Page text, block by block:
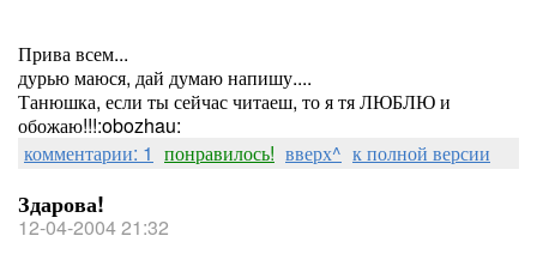
Прива всем...
дурью маюся, дай думаю напишу....
Танюшка, если ты сейчас читаеш, то я тя ЛЮБЛЮ и
обожаю!!!:obozhau:
комментарии: 1 понравилось! вверх^ к полной версии
Здарова!
12-04-2004 21:32